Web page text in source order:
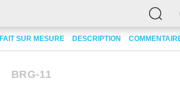
FAIT SUR MESURE DESCRIPTION
BRG-11